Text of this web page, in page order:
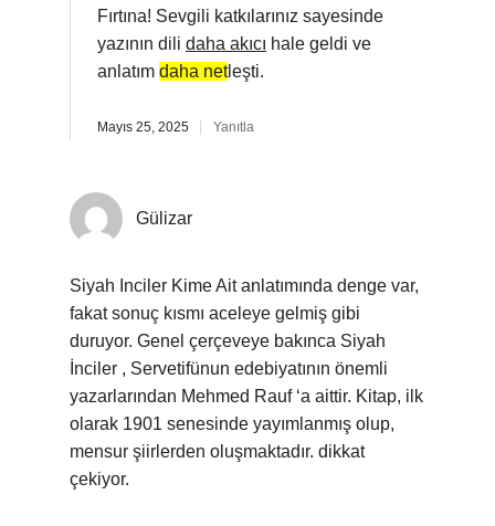
Fırtına! Sevgili katkılarınız sayesinde
yazının dili daha akıcı hale geldi ve
anlatım daha netleşti.
Mayıs 25, 2025 Yanıtla
Gülizar
Siyah Inciler Kime Ait anlatımında denge var,
fakat sonuç kısmı aceleye gelmiş gibi
duruyor. Genel çerçeveye bakınca Siyah
İnciler , Servetifünun edebiyatının önemli
yazarlarından Mehmed Rauf ‘a aittir. Kitap, ilk
olarak 1901 senesinde yayımlanmış olup,
mensur şiirlerden oluşmaktadır. dikkat
çekiyor.